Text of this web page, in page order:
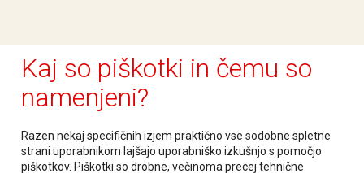
Kaj so piškotki in čemu so
namenjeni?
Razen nekaj specifičnih izjem praktično vse sodobne spletne
strani uporabnikom lajšajo uporabniško izkušnjo s pomočjo
piškotkov. Piškotki so drobne, večinoma precej tehnične